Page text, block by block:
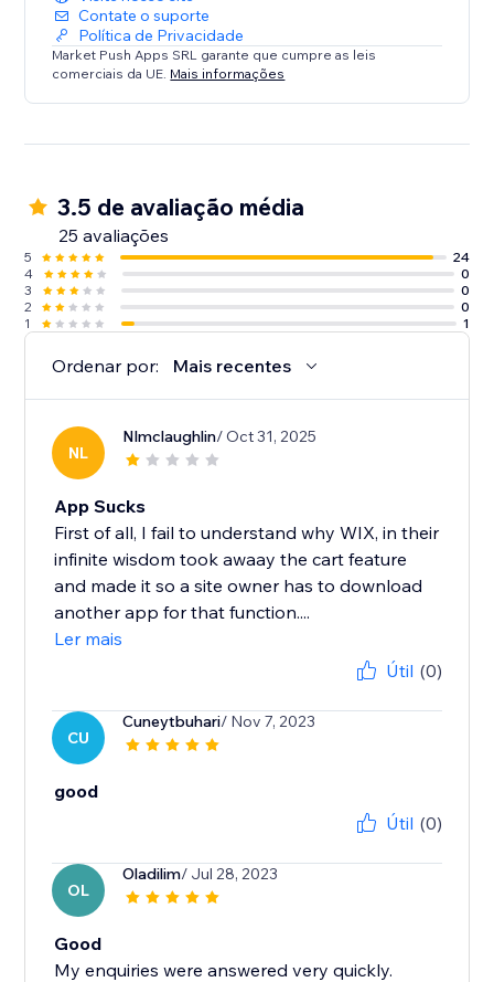
Contate o suporte
Política de Privacidade
Market Push Apps SRL garante que cumpre as leis
comerciais da UE. Mais informações
3.5 de avaliação média
25 avaliações
5
24
4
0
3
0
2
0
1
1
Ordenar por: Mais recentes
NL
Nlmclaughlin/ Oct 31, 2025
App Sucks
First of all, I fail to understand why WIX, in their
infinite wisdom took awaay the cart feature
and made it so a site owner has to download
another app for that function....
Ler mais
Útil (0)
CU
Cuneytbuhari/ Nov 7, 2023
good
Útil (0)
OL
Oladilim/ Jul 28, 2023
Good
My enquiries were answered very quickly.